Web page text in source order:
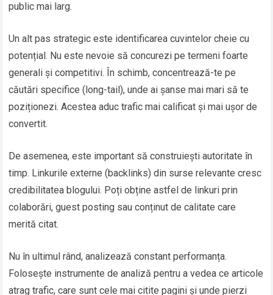
public mai larg.
Un alt pas strategic este identificarea cuvintelor cheie cu
potențial. Nu este nevoie să concurezi pe termeni foarte
generali și competitivi. În schimb, concentrează-te pe
căutări specifice (long-tail), unde ai șanse mai mari să te
poziționezi. Acestea aduc trafic mai calificat și mai ușor de
convertit.
De asemenea, este important să construiești autoritate în
timp. Linkurile externe (backlinks) din surse relevante cresc
credibilitatea blogului. Poți obține astfel de linkuri prin
colaborări, guest posting sau conținut de calitate care
merită citat.
Nu în ultimul rând, analizează constant performanța.
Folosește instrumente de analiză pentru a vedea ce articole
atrag trafic, care sunt cele mai citite pagini și unde pierzi